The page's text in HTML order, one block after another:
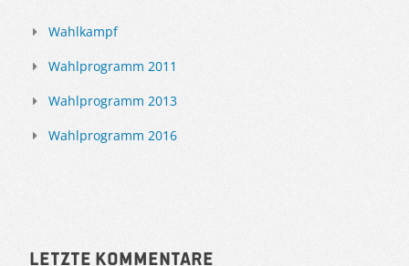
Wahlkampf
Wahlprogramm 2011
Wahlprogramm 2013
Wahlprogramm 2016
Letzte Kommentare